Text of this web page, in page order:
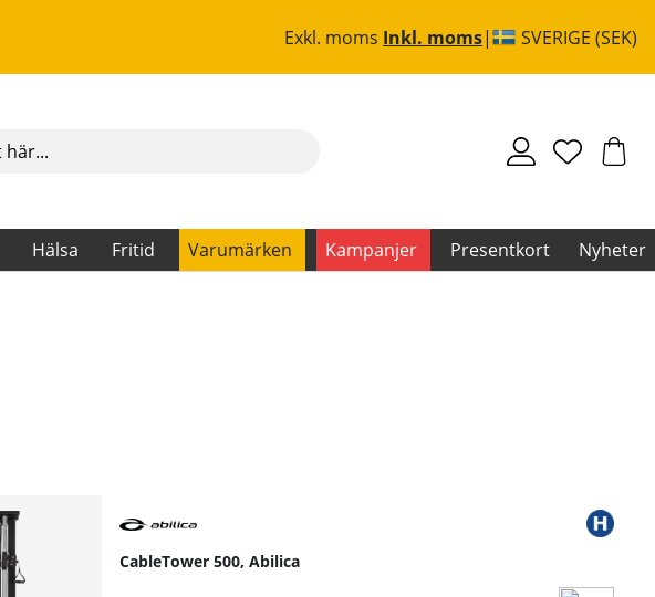
Exkl. moms Inkl. moms SVERIGE (SEK)
Hälsa Fritid Varumärken Kampanjer Presentkort Nyheter
CableTower 500, Abilica